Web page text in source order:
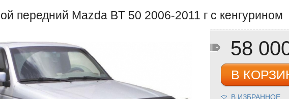
передний Mazda BT 50 2006-2011 г c кенгурином
58
В
В ИЗБРАННОЕ